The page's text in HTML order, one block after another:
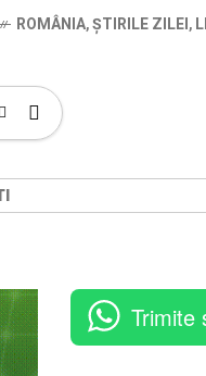
ROMÂNIA,ȘTIRILE ZILEI,
Trimite